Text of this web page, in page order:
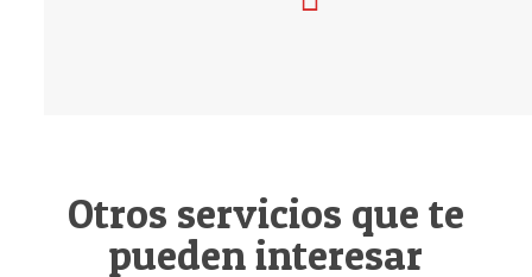
Otros servicios que te
pueden interesar